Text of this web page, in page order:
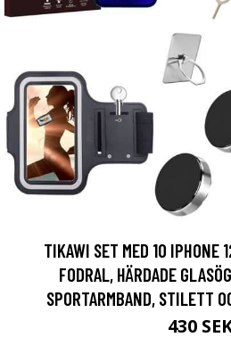
TIKAWI SET MED 10 IPHONE
FODRAL, HÄRDADE
SPORTARMBAND, STILETT
430